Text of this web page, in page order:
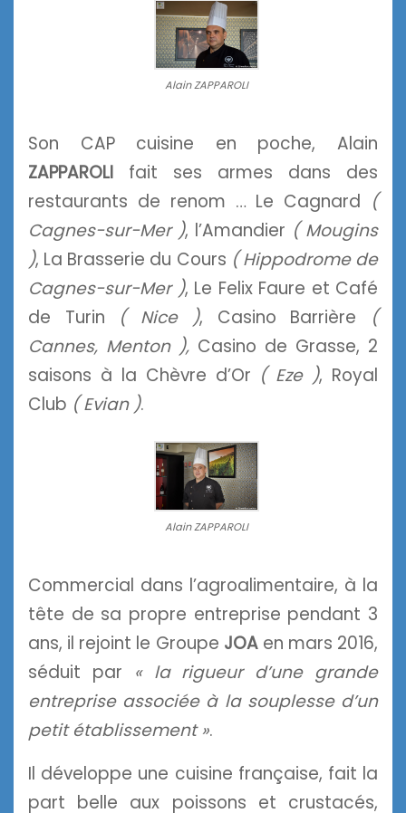
Alain ZAPPAROLI
Son CAP cuisine en poche, Alain
ZAPPAROLI fait ses armes dans des
restaurants de renom … Le Cagnard (
Cagnes-sur-Mer ), l’Amandier ( Mougins
), La Brasserie du Cours ( Hippodrome de
Cagnes-sur-Mer ), Le Felix Faure et Café
de Turin ( Nice ), Casino Barrière (
Cannes, Menton ), Casino de Grasse, 2
saisons à la Chèvre d’Or ( Eze ), Royal
Club ( Evian ).
Alain ZAPPAROLI
Commercial dans l’agroalimentaire, à la
tête de sa propre entreprise pendant 3
ans, il rejoint le Groupe JOAen mars 2016,
séduit par « la rigueur d’une grande
entreprise associée à la souplesse d’un
petit établissement ».
Il développe une cuisine française, fait la
part belle aux poissons et crustacés,